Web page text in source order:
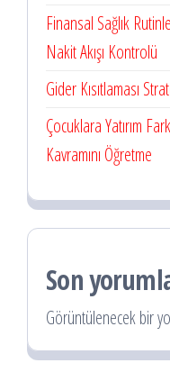
Finansal Sağlık
Nakit Akışı Kontrolü
Gider Kısıtlaması
Çocuklara Yatırım
Kavramını Öğretme
Son
Görüntülenecek bir